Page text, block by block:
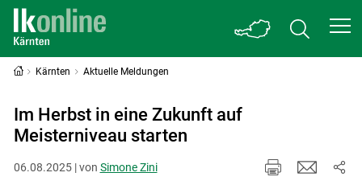
Kärnten Aktuelle Meldungen
Im Herbst in eine Zukunft auf
Meisterniveau starten
06.08.2025 | von Simone Zini